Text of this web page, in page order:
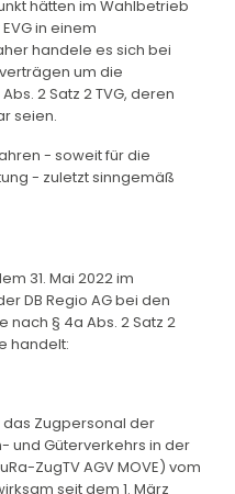
hätten im Wahlbetrieb
in einem
handele es sich bei
um die
2 Satz 2 TVG, deren
seien.
- soweit für die
- zuletzt sinngemäß
31. Mai 2022 im
DB Regio AG bei den
§ 4a Abs. 2 Satz 2
handelt:
Zugpersonal der
und Güterverkehrs in der
ZugTV AGV MOVE) vom
seit dem 1. März